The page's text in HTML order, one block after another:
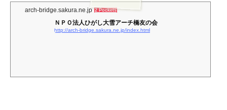
arch-bridge.sakura.ne.jp 2 Pockets
ＮＰＯ法人ひがし大雪アーチ橋友の会
http://arch-bridge.sakura.ne.jp/index.html